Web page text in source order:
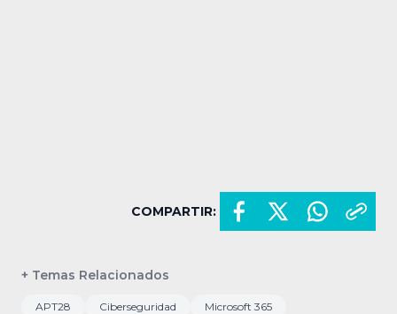
COMPARTIR:
+ Temas Relacionados
APT28 Ciberseguridad Microsoft 365